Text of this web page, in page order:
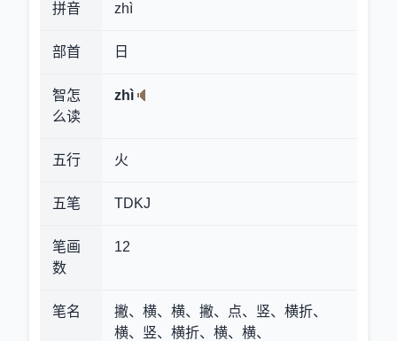
拼音 zhì
部首 日
智怎
么读
zhì
五行 火
五笔 TDKJ
笔画
数
12
笔名
撇、横、横、撇、点、竖、横折、
横、竖、横折、横、横、